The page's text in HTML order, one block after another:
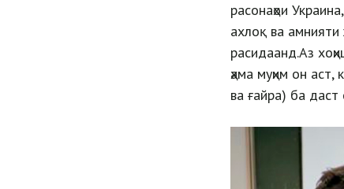
расонаҳои
ахлоқ ва
расидаанд.Аз
ҳама муҳим он
ва ғайра) ба даст